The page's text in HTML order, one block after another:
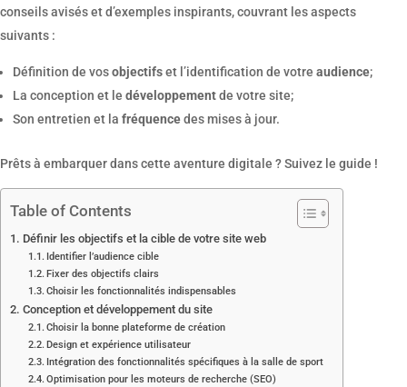
conseils avisés et d’exemples inspirants, couvrant les aspects
suivants :
Définition de vosobjectifset l’identification de votre audience;
La conception et le développementde votre site;
Son entretien et la fréquencedes mises à jour.
Prêts à embarquer dans cette aventure digitale ? Suivez le guide !
Table of Contents
Définir les objectifs et la cible de votre site web
Identifier l’audience cible
Fixer des objectifs clairs
Choisir les fonctionnalités indispensables
Conception et développement du site
Choisir la bonne plateforme de création
Design et expérience utilisateur
Intégration des fonctionnalités spécifiques à la salle de sport
Optimisation pour les moteurs de recherche (SEO)